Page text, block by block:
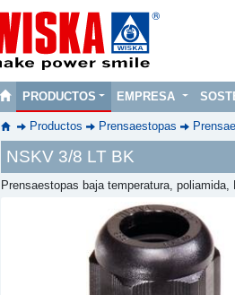
PRODUCTOS EMPRESA
Productos Prensaestopas
NSKV 3/8 LT BK
Prensaestopas baja temperatura,